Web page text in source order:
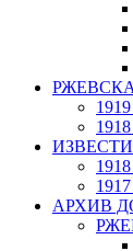
АРХИВ